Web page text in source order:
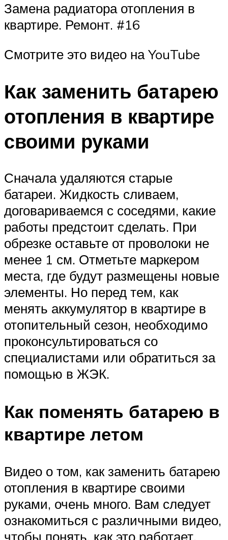
Замена радиатора отопления в
квартире. Ремонт. #16
Смотрите это видео на YouTube
Как заменить батарею
отопления в квартире
своими руками
Сначала удаляются старые
батареи. Жидкость сливаем,
договариваемся с соседями, какие
работы предстоит сделать. При
обрезке оставьте от проволоки не
менее 1 см. Отметьте маркером
места, где будут размещены новые
элементы. Но перед тем, как
менять аккумулятор в квартире в
отопительный сезон, необходимо
проконсультироваться со
специалистами или обратиться за
помощью в ЖЭК.
Как поменять батарею в
квартире летом
Видео о том, как заменить батарею
отопления в квартире своими
руками, очень много. Вам следует
ознакомиться с различными видео,
чтобы понять, как это работает.